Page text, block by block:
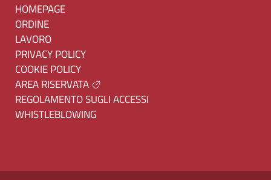
HOMEPAGE
ORDINE
LAVORO
PRIVACY POLICY
COOKIE POLICY
AREA RISERVATA
REGOLAMENTO SUGLI ACCESSI
WHISTLEBLOWING